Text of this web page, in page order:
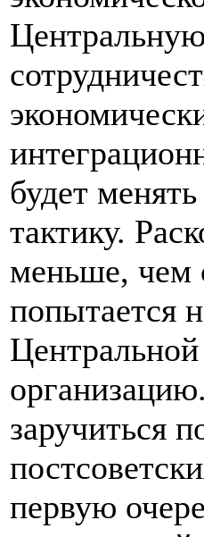
будет
тактику.
меньше, чем
попытается
заручиться
первую